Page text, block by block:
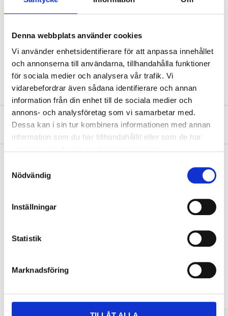
Denna webbplats använder cookies
Vi använder enhetsidentifierare för att anpassa innehållet
och annonserna till användarna, tillhandahålla funktioner
för sociala medier och analysera vår trafik. Vi
vidarebefordrar även sådana identifierare och annan
information från din enhet till de sociala medier och
annons- och analysföretag som vi samarbetar med.
Dessa kan i sin tur kombinera informationen med annan
information som du har tillhandahållit eller som de har
Nödvändig
Inställningar
Statistik
Marknadsföring
Material
Carbon steel
Hardness
46–54 HRC
Diameter
10 mm
Length
133 mm
About the manufacturer
Pay & Collect in your local store within 2 hours! For more information
Other customers also bought